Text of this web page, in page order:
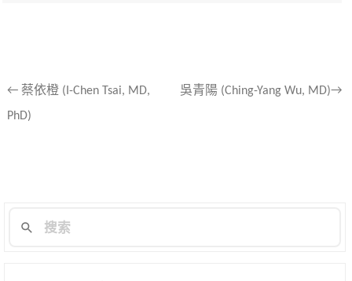
文
章
← 蔡依橙 (I-Chen Tsai, MD,
PhD)
吳青陽 (Ching-Yang Wu, MD)→